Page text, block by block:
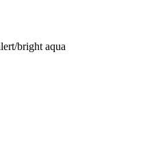
bright aqua